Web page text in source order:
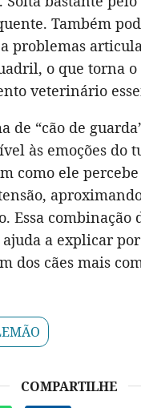
Também
problemas
o que torna o
veterinário
de “cão de
às emoções do
como ele
Essa combinação
ajuda a explicar
dos cães mais
COMPARTILHE